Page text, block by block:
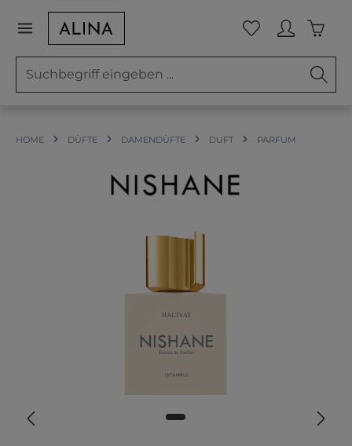
Zum Hauptinhalt springen Du hast 0
HOME DÜFTE DAMENDÜFTE DUFT PARFUM
Bildergalerie überspringen